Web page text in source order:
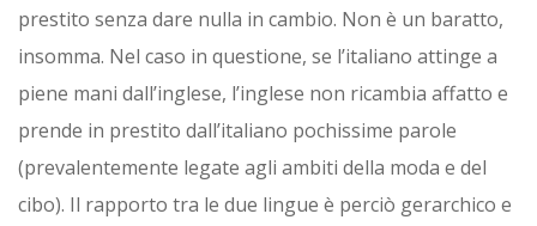
prestito senza dare nulla in cambio. Non è un baratto,
insomma. Nel caso in questione, se l’italiano attinge a
piene mani dall’inglese, l’inglese non ricambia affatto e
prende in prestito dall’italiano pochissime parole
(prevalentemente legate agli ambiti della moda e del
cibo). Il rapporto tra le due lingue è perciò gerarchico e